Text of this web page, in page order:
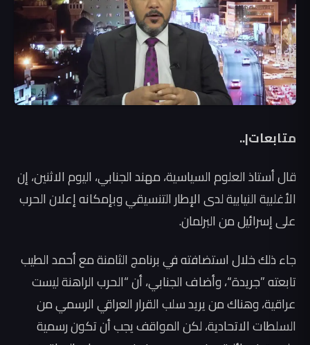
متابعات|..
قال أستاذ العلوم السياسية، مهند الجنابي، اليوم الاثنين، إن
الأغلبية النيابية لدى الإطار التنسيقي وبإمكانه إعلان الحرب
على إسرائيل من البرلمان.
جاء ذلك خلال استضافته في برنامج الثامنة مع أحمد الطيب
تابعته ”جريدة“، وأضاف الجنابي، أن “الحرب الراهنة ليست
عراقية، وهناك من يريد سلب القرار العراقي الرسمي من
السلطات الاتحادية، لكن المواقف يجب أن تكون رسمية